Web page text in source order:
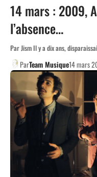
14 mars : 2009,
l’absence…
Par Jism Il y a dix ans,
ParTeam Musique14 mars